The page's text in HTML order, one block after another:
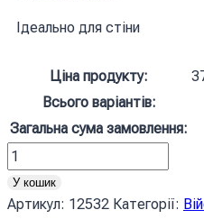
Ідеально для стіни
Ціна продукту:
Всього варіантів:
Загальна сума замовлення:
Прапор
59
ОМПБр
У кошик
Артикул: 12532 Категорії: